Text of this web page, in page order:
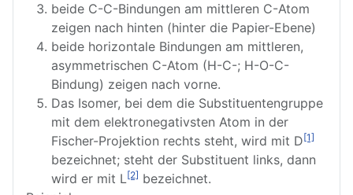
beide C-C-Bindungen am mittleren C-Atom
zeigen nach hinten (hinter die Papier-Ebene)
beide horizontale Bindungen am mittleren,
asymmetrischen C-Atom (H-C-; H-O-C-
Bindung) zeigen nach vorne.
Das Isomer, bei dem die Substituentengruppe
mit dem elektronegativsten Atom in der
Fischer-Projektion rechts steht, wird mit D[1]
bezeichnet; steht der Substituent links, dann
wird er mit L[2] bezeichnet.